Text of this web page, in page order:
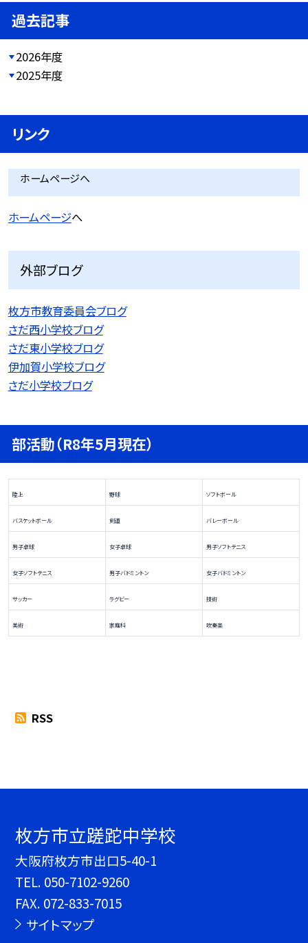
過去記事
2026年度
2025年度
リンク
ホームページへ
ホームページへ
外部ブログ
枚方市教育委員会ブログ
さだ西小学校ブログ
さだ東小学校ブログ
伊加賀小学校ブログ
さだ小学校ブログ
部活動（R8年5月現在）
陸上 野球 ソフトボール
バスケットボール 剣道 バレーボール
男子卓球 女子卓球 男子ソフトテニス
女子ソフトテニス 男子バドミントン 女子バドミントン
サッカー ラグビー 技術
美術 家庭科 吹奏楽
RSS
枚方市立蹉跎中学校
大阪府枚方市出口5-40-1
TEL. 050-7102-9260
FAX. 072-833-7015
サイトマップ